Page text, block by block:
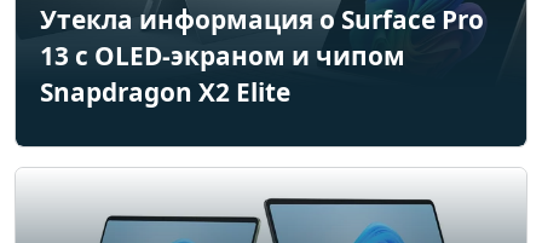
Утекла информация о Surface Pro
13 с OLED-экраном и чипом
Snapdragon X2 Elite